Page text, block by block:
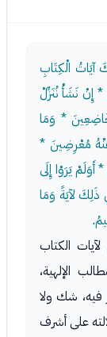
الْكِتَابِ
إِنْ نَشَأْ نُنَزِّلْ
* وَمَا
مُعْرِضِينَ *
أَوَلَمْ يَرَوْا إِلَى
ذَلِكَ لآيَةً وَمَا
.
الكتاب
الإلهية،
فيه، شك ولا
على أشرف